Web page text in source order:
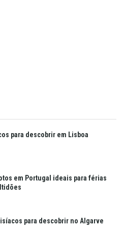
para descobrir em Lisboa
em Portugal ideais para férias
para descobrir no Algarve